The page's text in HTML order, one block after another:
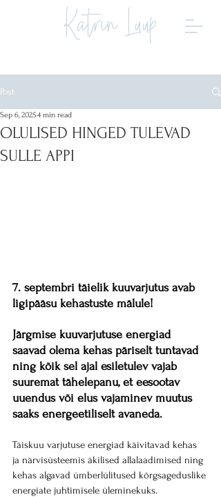
Katrin Luup
Post
OLULISED HINGED TULEVAD
SULLE APPI
Sep 6, 20254 min read
7. septembri täielik kuuvarjutus avab
ligipääsu kehastuste mälule!
Järgmise kuuvarjutuse energiad
saavad olema kehas päriselt tuntavad
ning kõik sel ajal esiletulev vajab
suuremat tähelepanu, et eesootav
uuendus või elus vajaminev muutus
saaks energeetiliselt avaneda.
Täiskuu varjutuse energiad käivitavad kehas
ja närvisüsteemis äkilised allalaadimised ning
kehas algavad ümberlülitused kõrgsageduslike
energiate juhtimisele üleminekuks.